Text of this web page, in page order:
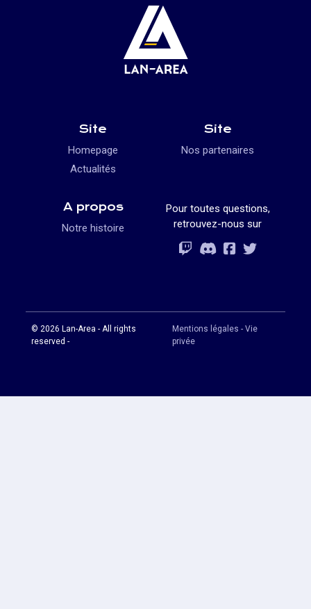
Site
Homepage
Actualités
Site
Nos partenaires
A propos
Notre histoire
Pour toutes questions,
retrouvez-nous sur
Rejoignez-
Rejoignez-
Rejoignez-
Rejoignez-
© 2026 Lan-Area - All rights
reserved -
Mentions légales - Vie
privée